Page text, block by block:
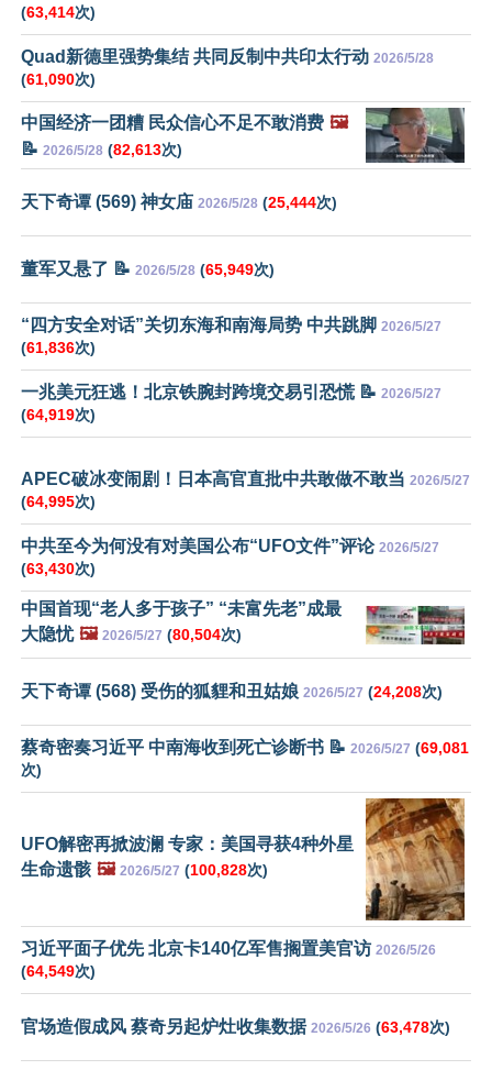
(63,414次)
Quad新德里强势集结 共同反制中共印太行动 2026/5/28
(61,090次)
中国经济一团糟 民众信心不足不敢消费 🖼️
📝 2026/5/28 (82,613次)
天下奇谭 (569) 神女庙 2026/5/28 (25,444次)
董军又悬了 📝 2026/5/28 (65,949次)
“四方安全对话”关切东海和南海局势 中共跳脚 2026/5/27
(61,836次)
一兆美元狂逃！北京铁腕封跨境交易引恐慌 📝 2026/5/27
(64,919次)
APEC破冰变闹剧！日本高官直批中共敢做不敢当 2026/5/27
(64,995次)
中共至今为何没有对美国公布“UFO文件”评论 2026/5/27
(63,430次)
中国首现“老人多于孩子” “未富先老”成最
大隐忧 🖼️ 2026/5/27 (80,504次)
天下奇谭 (568) 受伤的狐貍和丑姑娘 2026/5/27 (24,208次)
蔡奇密奏习近平 中南海收到死亡诊断书 📝 2026/5/27 (69,081
次)
UFO解密再掀波澜 专家：美国寻获4种外星
生命遗骸 🖼️ 2026/5/27 (100,828次)
习近平面子优先 北京卡140亿军售搁置美官访 2026/5/26
(64,549次)
官场造假成风 蔡奇另起炉灶收集数据 2026/5/26 (63,478次)